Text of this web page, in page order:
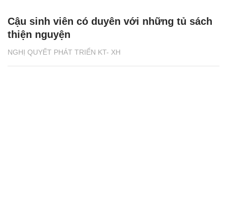
NGHỊ QUYẾT PHÁT TRIỂN KT- XH
Cậu sinh viên có duyên với những tủ sách
thiện nguyện